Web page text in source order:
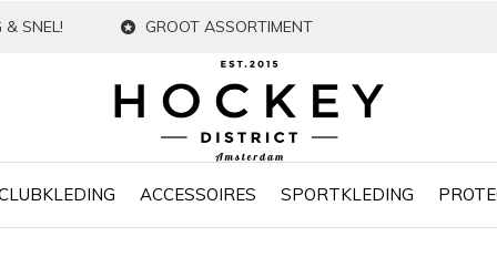
ACCESSOIRES SPORTKLEDING
& SNEL! GROOT ASSORTIMENT